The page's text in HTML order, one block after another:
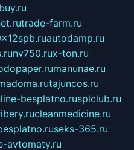
trade-farm.ru
autodamp.ru
nv750.rux-ton.ru
manunae.ru
tajuncos.ru
besplatno.rusplclub.ru
cleanmedicine.ru
seks-365.ru
avtomaty.ru